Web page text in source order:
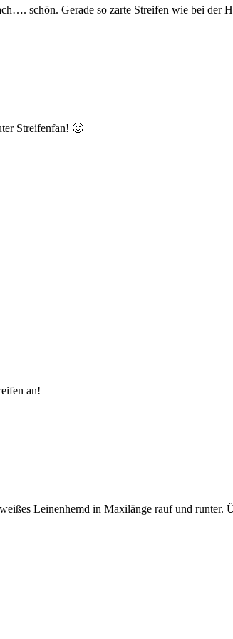
schön. Gerade so zarte Streifen wie bei der
Streifenfan! 🙂
an!
Leinenhemd in Maxilänge rauf und